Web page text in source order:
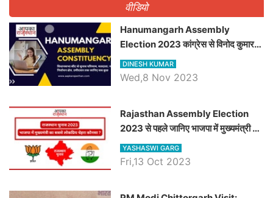
वीडियो
Hanumangarh Assembly
Election 2023 कांग्रेस से विनोद कुमार
चौधरी तो अमित चौधरी होंगे भाजपा उम्मीदवार,
जानिये हनुमानगढ़ विधानसभा सीट के ताजा
DINESH KUMAR
Wed,8 Nov 2023
Rajasthan Assembly Election
2023 से पहले जानिए भाजपा में मुख्यमंत्री का
सबसे लोकप्रिय चेहरा कौनसा ?
YASHASWI GARG
Fri,13 Oct 2023